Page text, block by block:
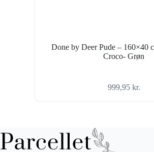
Done by Deer Pude – 160×40
Croco- Grøn
999,95 kr.